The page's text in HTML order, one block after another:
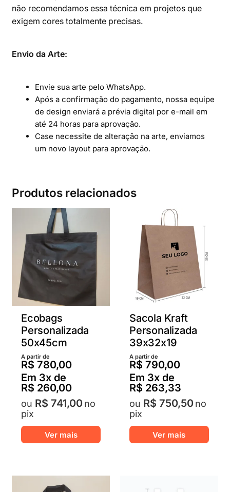
não recomendamos essa técnica em projetos que
exigem cores totalmente precisas.
Envio da Arte:
Envie sua arte pelo WhatsApp.
Após a confirmação do pagamento, nossa equipe
de design enviará a prévia digital por e-mail em
até 24 horas para aprovação.
Case necessite de alteração na arte, enviamos
um novo layout para aprovação.
Produtos relacionados
Ecobags
Personalizada
50x45cm
A partir de
R$ 780,00
Em 3x de
R$ 260,00
R$ 741,00no
pix
Ver mais
Este
produto
variantes.
Sacola Kraft
Personalizada
39x32x19
A partir de
R$ 790,00
Em 3x de
R$ 263,33
R$ 750,50no
pix
Ver mais
Este